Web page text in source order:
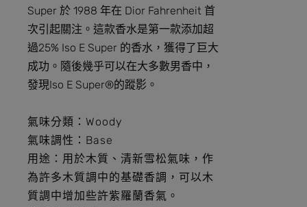
Super 於 1988 年在 Dior Fahrenheit 首
次引起關注。這款香水是第一款添加超
過25% Iso E Super 的香水，獲得了巨大
成功。隨後幾乎可以在大多數男香中，
發現Iso E Super®的蹤影。
氣味分類 ：Woody
氣味調性 ：Base
用途 ：用於木質、清新雪松氣味，作
為許多木質調中的基礎香調，可以木
質調中增加些許紫羅蘭香氣。